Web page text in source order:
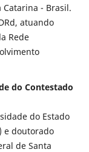
Catarina - Brasil.
atuando
Rede
do Contestado
do Estado
e doutorado
de Santa